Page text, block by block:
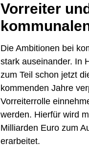
Vorreiter
Die Ambitionen bei
stark auseinander. In
zum Teil schon jetzt
kommenden Jahre
Vorreiterrolle
werden. Hierfür wird
Milliarden Euro zum
erarbeitet.